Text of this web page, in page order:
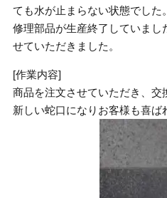
ても水が止まらない状態でした。
修理部品が生産終了していまし
せていただきました。
[作業内容]
商品を注文させていただき、交
新しい蛇口になりお客様も喜ば